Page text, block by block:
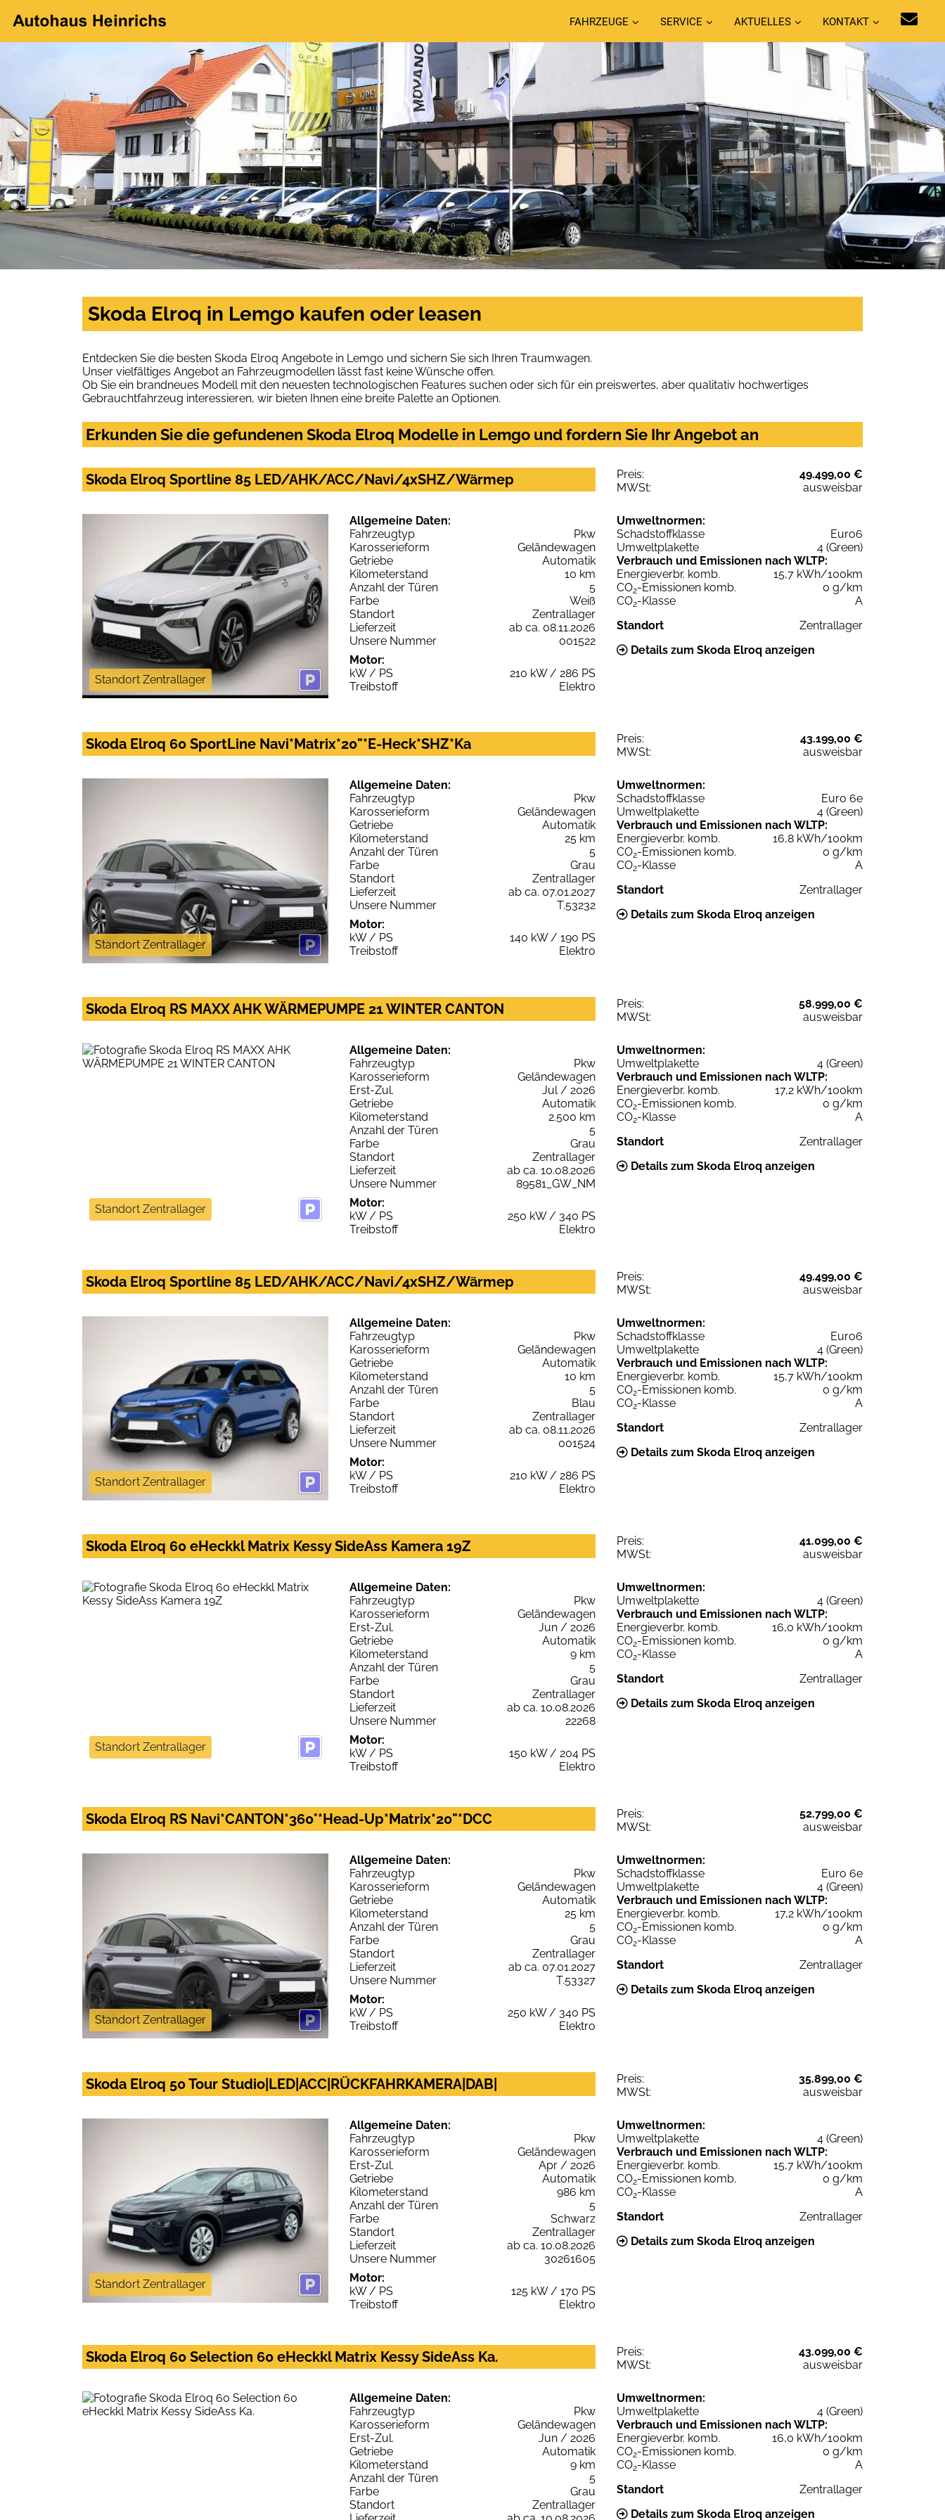
FAHRZEUGE SERVICE AKTUELLES KONTAKT
Skoda Elroq in Lemgo kaufen oder leasen
Entdecken Sie die besten Skoda Elroq Angebote in Lemgo und sichern Sie sich Ihren Traumwagen.
Unser vielfältiges Angebot an Fahrzeugmodellen lässt fast keine Wünsche offen.
Ob Sie ein brandneues Modell mit den neuesten technologischen Features suchen oder sich für ein preiswertes, aber qualitativ hochwertiges
Gebrauchtfahrzeug interessieren, wir bieten Ihnen eine breite Palette an Optionen.
Erkunden Sie die gefundenen Skoda Elroq Modelle in Lemgo und fordern Sie Ihr Angebot an
Skoda Elroq Sportline 85 LED/AHK/ACC/Navi/4xSHZ/Wärmep Preis:
49.499,00 €
MWSt:
ausweisbar
Standort Zentrallager
Allgemeine Daten:
Fahrzeugtyp
Pkw
Karosserieform
Geländewagen
Getriebe
Automatik
Kilometerstand
10 km
Anzahl der Türen
5
Farbe
Weiß
Standort
Zentrallager
Lieferzeit
ab ca. 08.11.2026
Unsere Nummer
001522
Motor:
kW / PS
210 kW / 286 PS
Treibstoff
Elektro
Umweltnormen:
Schadstoffklasse
Euro6
Umweltplakette
4 (Green)
Verbrauch und Emissionen nach WLTP:
Energieverbr. komb.
15,7 kWh/100km
CO2-Emissionen komb.
0 g/km
CO2-Klasse
A
Standort
Zentrallager
Details zum Skoda Elroq anzeigen
Skoda Elroq 60 SportLine Navi*Matrix*20"*E-Heck*SHZ*Ka Preis:
43.199,00 €
MWSt:
ausweisbar
Standort Zentrallager
Allgemeine Daten:
Fahrzeugtyp
Pkw
Karosserieform
Geländewagen
Getriebe
Automatik
Kilometerstand
25 km
Anzahl der Türen
5
Farbe
Grau
Standort
Zentrallager
Lieferzeit
ab ca. 07.01.2027
Unsere Nummer
T.53232
Motor:
kW / PS
140 kW / 190 PS
Treibstoff
Elektro
Umweltnormen:
Schadstoffklasse
Euro 6e
Umweltplakette
4 (Green)
Verbrauch und Emissionen nach WLTP:
Energieverbr. komb.
16,8 kWh/100km
CO2-Emissionen komb.
0 g/km
CO2-Klasse
A
Standort
Zentrallager
Details zum Skoda Elroq anzeigen
Skoda Elroq RS MAXX AHK WÄRMEPUMPE 21 WINTER CANTON Preis:
58.999,00 €
MWSt:
ausweisbar
Standort Zentrallager
Allgemeine Daten:
Fahrzeugtyp
Pkw
Karosserieform
Geländewagen
Erst-Zul.
Jul / 2026
Getriebe
Automatik
Kilometerstand
2.500 km
Anzahl der Türen
5
Farbe
Grau
Standort
Zentrallager
Lieferzeit
ab ca. 10.08.2026
Unsere Nummer
89581_GW_NM
Motor:
kW / PS
250 kW / 340 PS
Treibstoff
Elektro
Umweltnormen:
Umweltplakette
4 (Green)
Verbrauch und Emissionen nach WLTP:
Energieverbr. komb.
17,2 kWh/100km
CO2-Emissionen komb.
0 g/km
CO2-Klasse
A
Standort
Zentrallager
Details zum Skoda Elroq anzeigen
Skoda Elroq Sportline 85 LED/AHK/ACC/Navi/4xSHZ/Wärmep Preis:
49.499,00 €
MWSt:
ausweisbar
Standort Zentrallager
Allgemeine Daten:
Fahrzeugtyp
Pkw
Karosserieform
Geländewagen
Getriebe
Automatik
Kilometerstand
10 km
Anzahl der Türen
5
Farbe
Blau
Standort
Zentrallager
Lieferzeit
ab ca. 08.11.2026
Unsere Nummer
001524
Motor:
kW / PS
210 kW / 286 PS
Treibstoff
Elektro
Umweltnormen:
Schadstoffklasse
Euro6
Umweltplakette
4 (Green)
Verbrauch und Emissionen nach WLTP:
Energieverbr. komb.
15,7 kWh/100km
CO2-Emissionen komb.
0 g/km
CO2-Klasse
A
Standort
Zentrallager
Details zum Skoda Elroq anzeigen
Skoda Elroq 60 eHeckkl Matrix Kessy SideAss Kamera 19Z Preis:
41.099,00 €
MWSt:
ausweisbar
Standort Zentrallager
Allgemeine Daten:
Fahrzeugtyp
Pkw
Karosserieform
Geländewagen
Erst-Zul.
Jun / 2026
Getriebe
Automatik
Kilometerstand
9 km
Anzahl der Türen
5
Farbe
Grau
Standort
Zentrallager
Lieferzeit
ab ca. 10.08.2026
Unsere Nummer
22268
Motor:
kW / PS
150 kW / 204 PS
Treibstoff
Elektro
Umweltnormen:
Umweltplakette
4 (Green)
Verbrauch und Emissionen nach WLTP:
Energieverbr. komb.
16,0 kWh/100km
CO2-Emissionen komb.
0 g/km
CO2-Klasse
A
Standort
Zentrallager
Details zum Skoda Elroq anzeigen
Skoda Elroq RS Navi*CANTON*360°*Head-Up*Matrix*20"*DCC Preis:
52.799,00 €
MWSt:
ausweisbar
Standort Zentrallager
Allgemeine Daten:
Fahrzeugtyp
Pkw
Karosserieform
Geländewagen
Getriebe
Automatik
Kilometerstand
25 km
Anzahl der Türen
5
Farbe
Grau
Standort
Zentrallager
Lieferzeit
ab ca. 07.01.2027
Unsere Nummer
T.53327
Motor:
kW / PS
250 kW / 340 PS
Treibstoff
Elektro
Umweltnormen:
Schadstoffklasse
Euro 6e
Umweltplakette
4 (Green)
Verbrauch und Emissionen nach WLTP:
Energieverbr. komb.
17,2 kWh/100km
CO2-Emissionen komb.
0 g/km
CO2-Klasse
A
Standort
Zentrallager
Details zum Skoda Elroq anzeigen
Skoda Elroq 50 Tour Studio|LED|ACC|RÜCKFAHRKAMERA|DAB| Preis:
35.899,00 €
MWSt:
ausweisbar
Standort Zentrallager
Allgemeine Daten:
Fahrzeugtyp
Pkw
Karosserieform
Geländewagen
Erst-Zul.
Apr / 2026
Getriebe
Automatik
Kilometerstand
986 km
Anzahl der Türen
5
Farbe
Schwarz
Standort
Zentrallager
Lieferzeit
ab ca. 10.08.2026
Unsere Nummer
30261605
Motor:
kW / PS
125 kW / 170 PS
Treibstoff
Elektro
Umweltnormen:
Umweltplakette
4 (Green)
Verbrauch und Emissionen nach WLTP:
Energieverbr. komb.
15,7 kWh/100km
CO2-Emissionen komb.
0 g/km
CO2-Klasse
A
Standort
Zentrallager
Details zum Skoda Elroq anzeigen
Skoda Elroq 60 Selection 60 eHeckkl Matrix Kessy SideAss Ka. Preis:
43.099,00 €
MWSt:
ausweisbar
Allgemeine Daten:
Fahrzeugtyp
Pkw
Karosserieform
Geländewagen
Erst-Zul.
Jun / 2026
Getriebe
Automatik
Kilometerstand
9 km
Anzahl der Türen
5
Farbe
Grau
Standort
Zentrallager
Umweltnormen:
Umweltplakette
4 (Green)
Verbrauch und Emissionen nach WLTP:
Energieverbr. komb.
16,0 kWh/100km
CO2-Emissionen komb.
0 g/km
CO2-Klasse
A
Standort
Zentrallager
Details zum Skoda Elroq anzeigen